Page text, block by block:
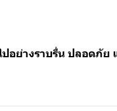
อย่างราบรื่น ปลอดภั